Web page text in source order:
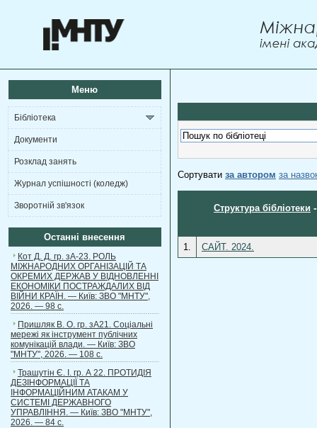
Меню
Бібліотека
Документи
Розклад занять
Журнал успішності (коледж)
Зворотній зв'язок
Останні внесення
Кот Д. Д. гр. зА-23. РОЛЬ
МІЖНАРОДНИХ ОРГАНІЗАЦІЙ ТА
ОКРЕМИХ ДЕРЖАВ У ВІДНОВЛЕННІ
ЕКОНОМІКИ ПОСТРАЖДАЛИХ ВІД
ВІЙНИ КРАЇН. — Київ: ЗВО "МНТУ",
2026. — 98 с.
Пришляк В. О. гр. зА21. Соціальні
мережі як інструмент публічних
комунікацій влади. — Київ: ЗВО
"МНТУ", 2026. — 108 с.
Трашутін Є. І. гр. А 22. ПРОТИДІЯ
ДЕЗІНФОРМАЦІЇ ТА
ІНФОРМАЦІЙНИМ АТАКАМ У
СИСТЕМІ ДЕРЖАВНОГО
УПРАВЛІННЯ. — Київ: ЗВО "МНТУ",
2026. — 84 с.
Сортувати за автором за
Структура бібліотеки
1. САЙТ. 2024.